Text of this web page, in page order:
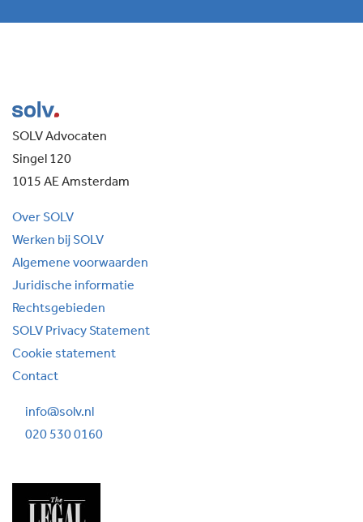
SOLV Advocaten
Singel 120
1015 AE Amsterdam
Over SOLV
Werken bij SOLV
Algemene voorwaarden
Juridische informatie
Rechtsgebieden
SOLV Privacy Statement
Cookie statement
Contact
info@solv.nl
020 530 0160